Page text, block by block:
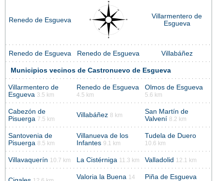
Renedo de Esgueva
Villarmentero de
Esgueva
Renedo de Esgueva Renedo de Esgueva Villabáñez
Municipios vecinos de Castronuevo de Esgueva
Villarmentero de
Esgueva 3.5 km
Renedo de Esgueva
4.5 km
Olmos de Esgueva
5.6 km
Cabezón de
Pisuerga 7.5 km
Villabáñez 8 km
San Martín de
Valvení 8.2 km
Santovenia de
Pisuerga 8.5 km
Villanueva de los
Infantes 9.1 km
Tudela de Duero
10.6 km
Villavaquerín 10.7 km La Cistérniga 11.3 km Valladolid 12.1 km
Valoria la Buena 14
Piña de Esgueva